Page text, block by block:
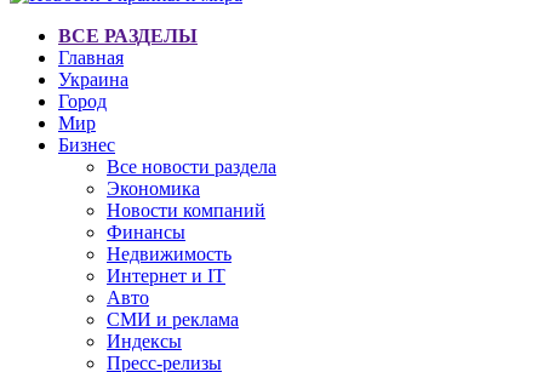
ВСЕ РАЗДЕЛЫ
Главная
Украина
Город
Мир
Бизнес
Все новости раздела
Экономика
Новости компаний
Финансы
Недвижимость
Интернет и IT
Авто
СМИ и реклама
Индексы
Пресс-релизы